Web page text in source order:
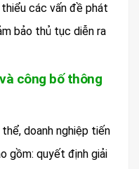
các vấn đề phát
bảo thủ tục diễn ra
công bố thông
doanh nghiệp tiến
gồm: quyết định giải